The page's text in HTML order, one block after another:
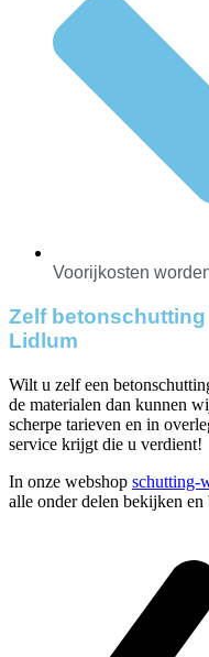
Voorijkosten
Zelf
Lidlum
Wilt u zelf een
de materialen dan kunnen
scherpe tarieven en in
service krijgt die u verdient!
In onze webshop schutting-
alle onder delen bekijken en